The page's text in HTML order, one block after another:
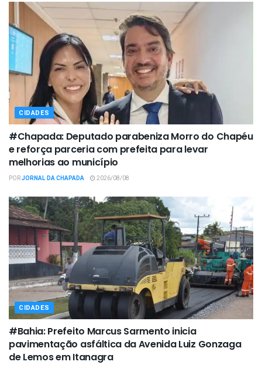
CIDADES
#Chapada: Deputado parabeniza Morro do Chapéu
e reforça parceria com prefeita para levar
melhorias ao município
PORJORNAL DA CHAPADA 2026/08/08
CIDADES
#Bahia: Prefeito Marcus Sarmento inicia
pavimentação asfáltica da Avenida Luiz Gonzaga
de Lemos em Itanagra